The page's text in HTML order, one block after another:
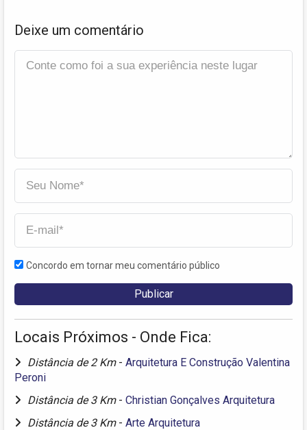
Deixe um comentário
Concordo em tornar meu comentário público
Locais Próximos - Onde Fica:
Distância de 2 Km - Arquitetura E Construção Valentina
Peroni
Distância de 3 Km - Christian Gonçalves Arquitetura
Distância de 3 Km - Arte Arquitetura